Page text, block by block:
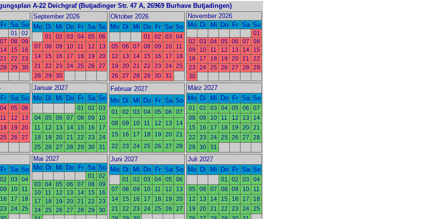
A-22 Deichgraf (Butjadinger Str. 47 A, 26969 Burhave Butjadingen)
Fr Sa So
01
02
07
08
09
14
15
16
21
22
23
28
29 30
September 2026
Mo
Di Mi Do Fr Sa So
01 02 03 04 05
06
07
08 09 10 11 12
13
14
15 16 17 18 19
20
21
22 23 24 25 26
27
28
29 30
Oktober 2026
Mo
Di Mi Do Fr Sa So
01 02 03
04
05
06 07 08 09 10
11
12
13 14 15 16 17
18
19
20 21 22 23 24
25
26
27 28 29 30 31
November 2026
Mo
Di Mi Do Fr Sa So
01
02
03 04 05 06 07
08
09
10 11 12 13 14
15
16
17 18 19 20 21
22
23
24 25 26 27 28
29
30
Fr Sa So
04 05
06
11
12
13
18
19
20
25
26 27
Januar 2027
Mo
Di Mi Do Fr Sa So
01 02
03
04
05 06 07 08 09
10
11
12 13 14 15 16
17
18
19 20 21 22 23
24
25
26 27 28 29 30 31
Februar 2027
Mo
Di Mi Do Fr Sa So
01 02 03 04 05 06
07
08
09 10 11 12 13
14
15
16 17 18 19 20
21
22
23 24 25 26 27 28
März 2027
Mo
Di Mi Do Fr Sa So
01 02 03 04 05 06
07
08
09 10 11 12 13
14
15
16 17 18 19 20
21
22
23 24 25 26 27
28
29
30 31
Fr Sa So
02 03
04
09
10
11
16
17
18
23
24
25
Mai 2027
Mo
Di Mi Do Fr Sa So
01
02
03
04 05 06 07 08
09
10
11 12 13 14 15
16
17
18 19 20 21 22
23
24
25 26 27 28 29
30
Juni 2027
Mo
Di Mi Do Fr Sa So
01 02 03 04 05
06
07
08 09 10 11 12
13
14
15 16 17 18 19
20
21
22 23 24 25 26
27
Juli 2027
Mo
Di Mi Do Fr Sa So
01 02 03
04
05
06 07 08 09 10
11
12
13 14 15 16 17
18
19
20 21 22 23 24
25